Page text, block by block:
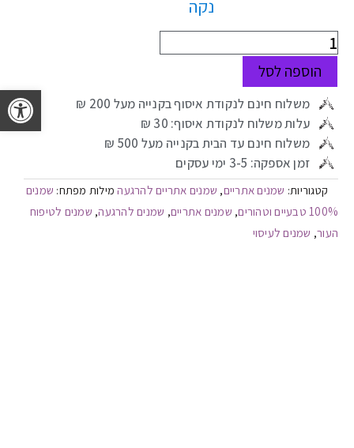
נקה
הוספה לסל
משלוח חינם לנקודת איסוף בקנייה מעל 200 ₪
עלות משלוח לנקודת איסוף: 30 ₪
משלוח חינם עד הבית בקנייה מעל 500 ₪
זמן אספקה: 3-5 ימי עסקים
קטגוריות: שמנים אתריים, שמנים אתריים להרגעה מילות מפתח: שמנים
100% טבעיים וטהורים
, שמנים אתריים, שמנים להרגעה, שמנים לטיפוח
העור, שמנים לעיסוי